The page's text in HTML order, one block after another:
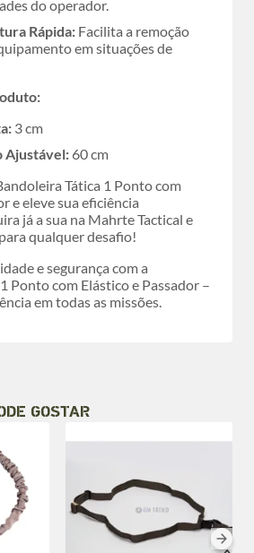
do operador.
Rápida: Facilita a remoção
em situações de
3 cm
Ajustável: 60 cm
Tática 1 Ponto com
e eleve sua eficiência
já a sua na Mahrte Tactical e
qualquer desafio!
e segurança com a
Ponto com Elástico e Passador –
em todas as missões.
GOSTAR